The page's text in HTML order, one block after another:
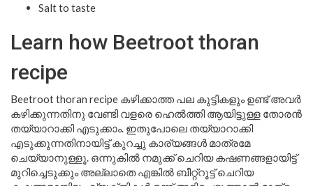
Salt to taste
Learn how Beetroot thoran
recipe
Beetroot thoran recipe കഴിക്കാത്ത പല കുട്ടികളും ഉണ്ട് അവർ
കഴിക്കുന്നതിനു വേണ്ടി വളരെ ഹെൽത്തി ആയിട്ടുള്ള തോരൻ
തയ്യാറാക്കി എടുക്കാം. ഇതുപോലെ തയ്യാറാക്കി
എടുക്കുന്നതിനായിട്ട് കുറച്ചു കാര്യങ്ങൾ മാത്രമേ
ചെയ്യാനുള്ളൂ. ഒന്നുകിൽ നമുക്ക് ചെറിയ കഷണങ്ങളായിട്ട്
മുറിച്ചെടുക്കും അല്ലാതെ എങ്കിൽ ബീറ്റ്റൂട്ട് ചെറിയ